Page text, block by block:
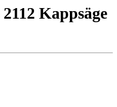
Kappsäge